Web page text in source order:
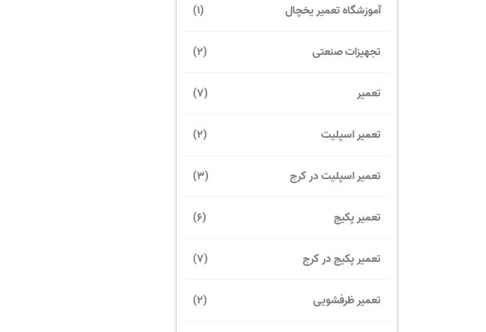
آموزشگاه تعمیر یخچال (1)
تجهیزات صنعتی (2)
تعمیر (7)
تعمیر اسپلیت (2)
تعمیر اسپلیت در کرج (3)
تعمیر پکیج (6)
تعمیر پکیج در کرج (7)
تعمیر ظرفشویی (2)